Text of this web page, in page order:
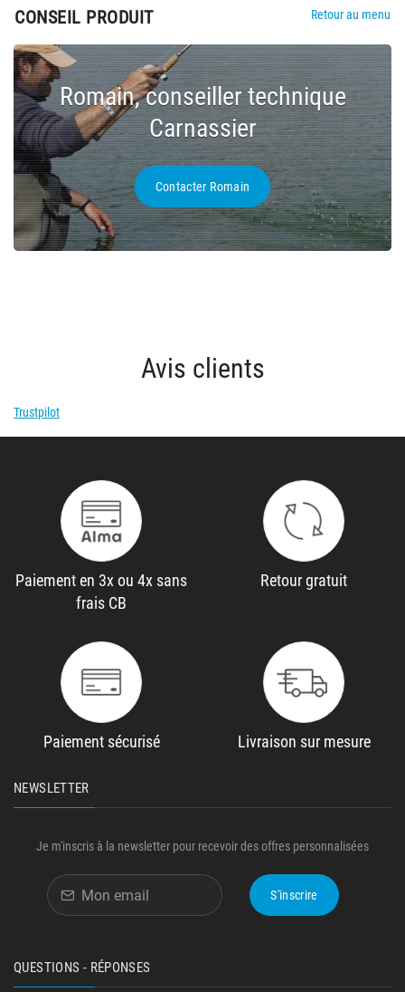
CONSEIL PRODUIT Retour au menu
Romain, conseiller technique
Carnassier
Contacter Romain
Avis clients
Trustpilot
Paiement en 3x ou 4x sans
frais CB
Retour gratuit
Paiement sécurisé Livraison sur mesure
NEWSLETTER
Je m'inscris à la newsletter pour recevoir des offres personnalisées
S'inscrire
QUESTIONS - RÉPONSES